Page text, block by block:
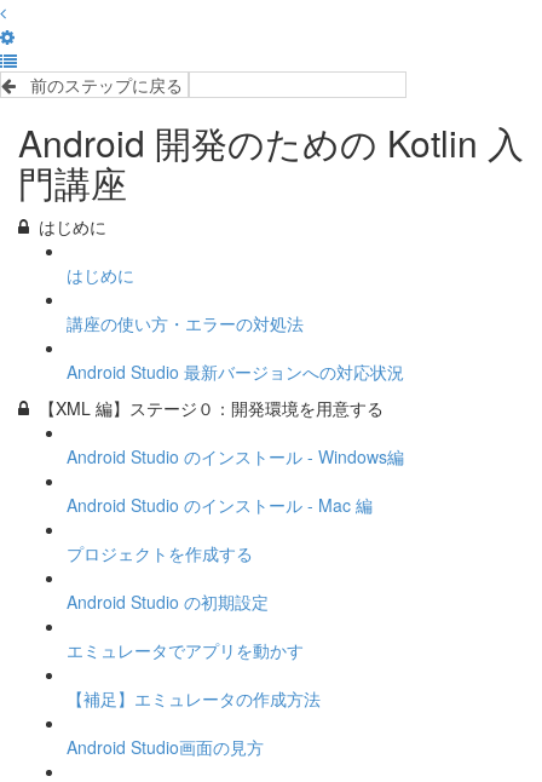
前のステップに戻る
Android 開発のための Kotlin 入
門講座
はじめに
はじめに
講座の使い方・エラーの対処法
Android Studio 最新バージョンへの対応状況
【XML 編】ステージ０：開発環境を用意する
Android Studio のインストール - Windows編
Android Studio のインストール - Mac 編
プロジェクトを作成する
Android Studio の初期設定
エミュレータでアプリを動かす
【補足】エミュレータの作成方法
Android Studio画面の見方